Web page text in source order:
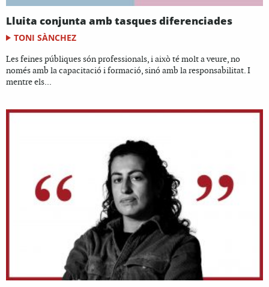
Lluita conjunta amb tasques diferenciades
TONI SÀNCHEZ
Les feines públiques són professionals, i això té molt a veure, no
només amb la capacitació i formació, sinó amb la responsabilitat. I
mentre els...